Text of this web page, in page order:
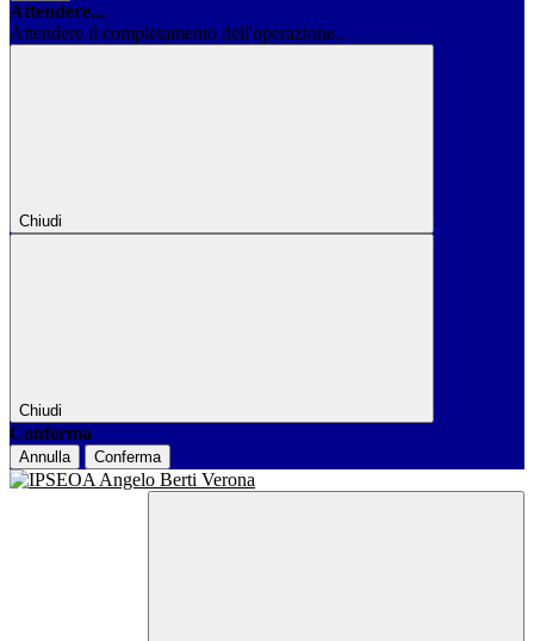
Attendere...
Attendere il completamento dell'operazione...
Chiudi
Chiudi
Conferma
Annulla Conferma